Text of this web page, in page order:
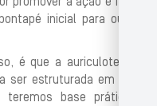
inicial para outras
é que a auriculoterapia
estruturada em Nova
teremos base prática e